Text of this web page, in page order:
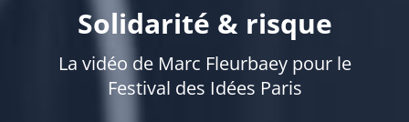
Solidarité & risque
La vidéo de Marc Fleurbaey pour le
Festival des Idées Paris